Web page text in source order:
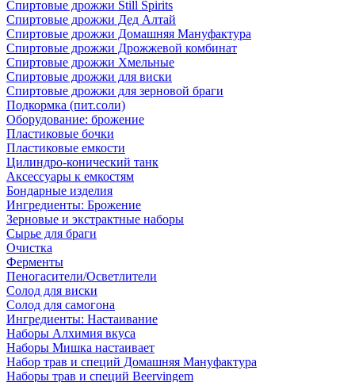
Спиртовые дрожжи Still Spirits
Спиртовые дрожжи Дед Алтай
Спиртовые дрожжи Домашняя Мануфактура
Спиртовые дрожжи Дрожжевой комбинат
Спиртовые дрожжи Хмельные
Спиртовые дрожжи для виски
Спиртовые дрожжи для зерновой браги
Подкормка (пит.соли)
Оборудование: брожение
Пластиковые бочки
Пластиковые емкости
Цилиндро-конический танк
Аксессуары к емкостям
Бондарные изделия
Ингредиенты: Брожение
Зерновые и экстрактные наборы
Сырье для браги
Очистка
Ферменты
Пеногасители/Осветлители
Солод для виски
Солод для самогона
Ингредиенты: Настаивание
Наборы Алхимия вкуса
Наборы Мишка настаивает
Набор трав и специй Домашняя Мануфактура
Наборы трав и специй Beervingem